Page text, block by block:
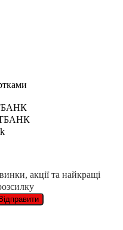
акції та найкращі
Відправити